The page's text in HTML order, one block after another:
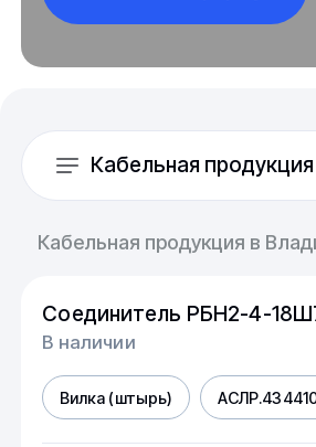
Кабельная продукция
Кабельная продукция в
Соединитель РБН2-4-
В наличии
Вилка (штырь)